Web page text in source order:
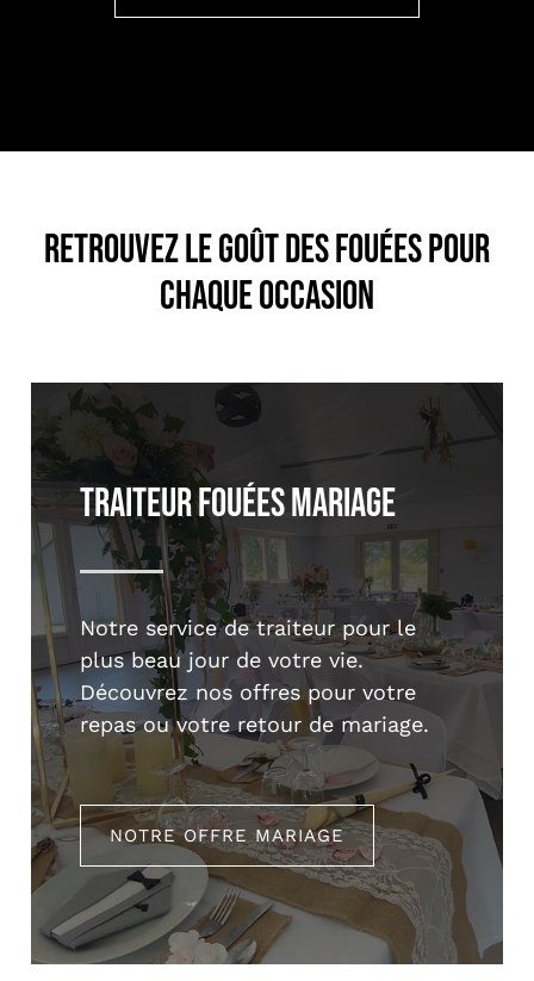
Retrouvez le goût des fouées pour
chaque occasion
Traiteur Fouées Mariage
Notre service de traiteur pour le
plus beau jour de votre vie.
Découvrez nos offres pour votre
repas ou votre retour de mariage.
NOTRE OFFRE MARIAGE